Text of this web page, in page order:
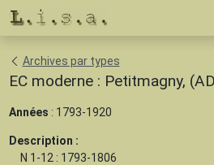
Archives par types
EC moderne : Petitmagny,
Années : 1793-1920
Description :
N 1-12 : 1793-1806